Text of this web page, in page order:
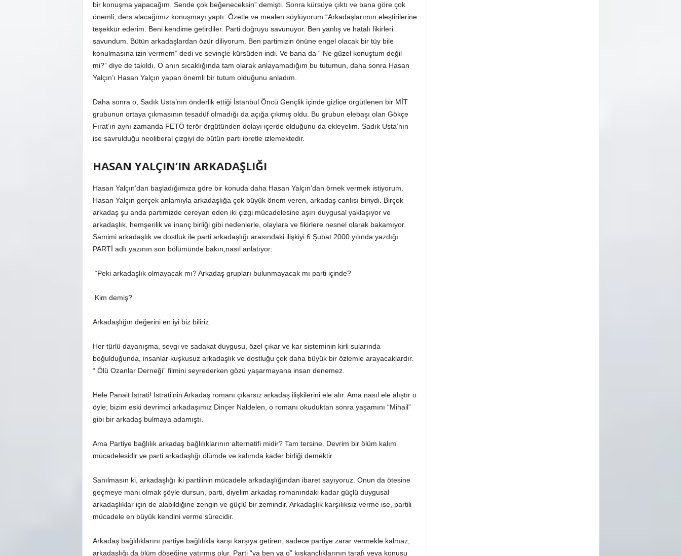
bir konuşma yapacağım. Sende çok beğeneceksin” demişti. Sonra kürsüye çıktı ve bana göre çok
önemli, ders alacağımız konuşmayı yaptı: Özetle ve mealen söylüyorum “Arkadaşlarımın eleştirilerine
teşekkür ederim. Beni kendime getirdiler. Parti doğruyu savunuyor. Ben yanlış ve hatalı fikirleri
savundum. Bütün arkadaşlardan özür diliyorum. Ben partimizin önüne engel olacak bir tüy bile
konulmasına izin vermem” dedi ve sevinçle kürsüden indi. Ve bana da “ Ne güzel konuştum değil
mi?” diye de takıldı. O anın sıcaklığında tam olarak anlayamadığım bu tutumun, daha sonra Hasan
Yalçın’ı Hasan Yalçın yapan önemli bir tutum olduğunu anladım.
Daha sonra o, Sadık Usta’nın önderlik ettiği İstanbul Öncü Gençlik içinde gizlice örgütlenen bir MİT
grubunun ortaya çıkmasının tesadüf olmadığı da açığa çıkmış oldu. Bu grubun elebaşı olan Gökçe
Fırat’ın aynı zamanda FETÖ terör örgütünden dolayı içerde olduğunu da ekleyelim. Sadık Usta’nın
ise savrulduğu neoliberal çizgiyi de bütün parti ibretle izlemektedir.
HASAN YALÇIN’IN ARKADAŞLIĞI
Hasan Yalçın’dan başladığımıza göre bir konuda daha Hasan Yalçın’dan örnek vermek istiyorum.
Hasan Yalçın gerçek anlamıyla arkadaşlığa çok büyük önem veren, arkadaş canlısı biriydi. Birçok
arkadaş şu anda partimizde cereyan eden iki çizgi mücadelesine aşırı duygusal yaklaşıyor ve
arkadaşlık, hemşerilik ve inanç birliği gibi nedenlerle, olaylara ve fikirlere nesnel olarak bakamıyor.
Samimi arkadaşlık ve dostluk ile parti arkadaşlığı arasındaki ilişkiyi 6 Şubat 2000 yılında yazdığı
PARTİ adlı yazının son bölümünde bakın,nasıl anlatıyor:
“Peki arkadaşlık olmayacak mı? Arkadaş grupları bulunmayacak mı parti içinde?
Kim demiş?
Arkadaşlığın değerini en iyi biz biliriz.
Her türlü dayanışma, sevgi ve sadakat duygusu, özel çıkar ve kar sisteminin kirli sularında
boğulduğunda, insanlar kuşkusuz arkadaşlık ve dostluğu çok daha büyük bir özlemle arayacaklardır.
“ Ölü Ozanlar Derneği” filmini seyrederken gözü yaşarmayana insan denemez.
Hele Panait Istrati! Istrati’nin Arkadaş romanı çıkarsız arkadaş ilişkilerini ele alır. Ama nasıl ele alıştır o
öyle; bizim eski devrimci arkadaşımız Dinçer Naldelen, o romanı okuduktan sonra yaşamını “Mihail”
gibi bir arkadaş bulmaya adamıştı.
Ama Partiye bağlılık arkadaş bağlılıklarının alternatifi midir? Tam tersine. Devrim bir ölüm kalım
mücadelesidir ve parti arkadaşlığı ölümde ve kalımda kader birliği demektir.
Sanılmasın ki, arkadaşlığı iki partilinin mücadele arkadaşlığından ibaret sayıyoruz. Onun da ötesine
geçmeye mani olmak şöyle dursun, parti, diyelim arkadaş romanındaki kadar güçlü duygusal
arkadaşlıklar için de alabildiğine zengin ve güçlü bir zemindir. Arkadaşlık karşılıksız verme ise, partili
mücadele en büyük kendini verme sürecidir.
Arkadaş bağlılıklarını partiye bağlılıkla karşı karşıya getiren, sadece partiye zarar vermekle kalmaz,
arkadaşlığı da ölüm döşeğine yatırmış olur. Parti “ya ben ya o” kıskançlıklarının tarafı veya konusu